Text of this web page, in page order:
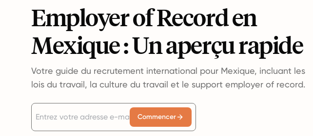
Employer of Record en
Mexique : Un aperçu rapide
Votre guide du recrutement international pour Mexique, incluant les
lois du travail, la culture du travail et le support employer of record.
Commencer